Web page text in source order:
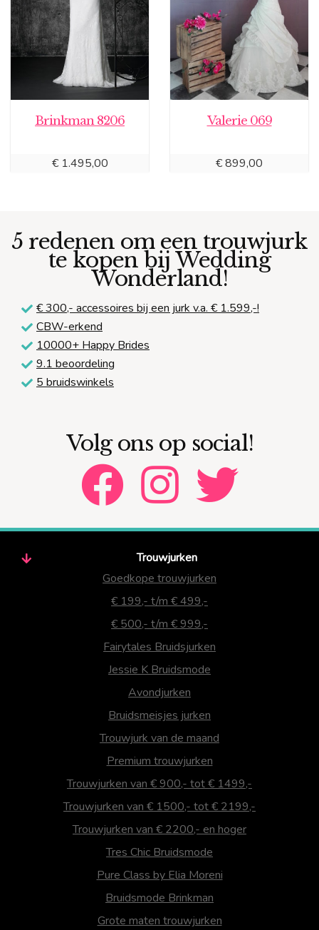
Brinkman 8206
€1.495,00
Valerie 069
€899,00
5 redenen om een trouwjurk
te kopen bij Wedding
Wonderland!
€ 300,- accessoires bij een jurk v.a. € 1.599,-!
CBW-erkend
10000+ Happy Brides
9.1 beoordeling
5 bruidswinkels
Volg ons op social!
Trouwjurken
Goedkope trouwjurken
€ 199,- t/m € 499,-
€ 500,- t/m € 999,-
Fairytales Bruidsjurken
Jessie K Bruidsmode
Avondjurken
Bruidsmeisjes jurken
Trouwjurk van de maand
Premium trouwjurken
Trouwjurken van € 900,- tot € 1499,-
Trouwjurken van € 1500,- tot € 2199,-
Trouwjurken van € 2200,- en hoger
Tres Chic Bruidsmode
Pure Class by Elia Moreni
Bruidsmode Brinkman
Grote maten trouwjurken